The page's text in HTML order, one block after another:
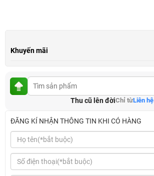
Khuyến mãi
Thu cũ lên đờiChỉ từLiên hệ
ĐĂNG KÍ NHẬN THÔNG TIN KHI CÓ HÀNG